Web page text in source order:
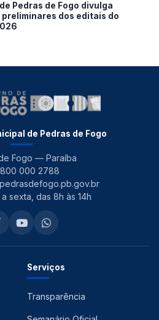
Pedras de Fogo divulga
dos editais do
de Pedras de Fogo
Fogo — Paraíba
000 2788
sexta, das 8h às 14h
Serviços
Transparência